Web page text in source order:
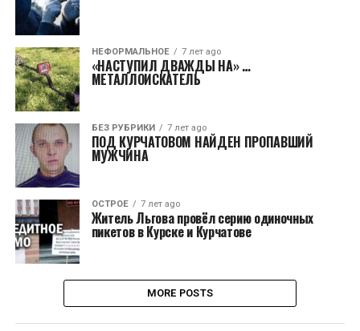
НЕФОРМАЛЬНОЕ 7 лет ago
«НАСТУПИЛ ДВАЖДЫ НА» …
МЕТАЛЛОИСКАТЕЛЬ
БЕЗ РУБРИКИ 7 лет ago
ПОД КУРЧАТОВОМ НАЙДЕН ПРОПАВШИЙ
МУЖЧИНА
ОСТРОЕ 7 лет ago
Житель Льгова провёл серию одиночных
пикетов в Курске и Курчатове
MORE POSTS